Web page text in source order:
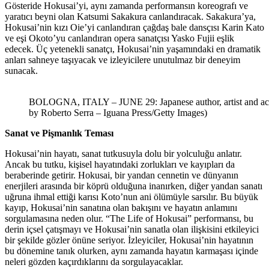
Gösteride Hokusai’yi, aynı zamanda performansın koreografı ve
yaratıcı beyni olan Katsumi Sakakura canlandıracak. Sakakura’ya,
Hokusai’nin kızı Oie’yi canlandıran çağdaş bale dansçısı Karin Kato
ve eşi Okoto’yu canlandıran opera sanatçısı Yasko Fujii eşlik
edecek. Üç yetenekli sanatçı, Hokusai’nin yaşamındaki en dramatik
anları sahneye taşıyacak ve izleyicilere unutulmaz bir deneyim
sunacak.
BOLOGNA, ITALY – JUNE 29: Japanese author, artist and
by Roberto Serra – Iguana Press/Getty Images)
Sanat ve Pişmanlık Teması
Hokusai’nin hayatı, sanat tutkusuyla dolu bir yolculuğu anlatır.
Ancak bu tutku, kişisel hayatındaki zorlukları ve kayıpları da
beraberinde getirir. Hokusai, bir yandan cennetin ve dünyanın
enerjileri arasında bir köprü olduğuna inanırken, diğer yandan sanatı
uğruna ihmal ettiği karısı Koto’nun ani ölümüyle sarsılır. Bu büyük
kayıp, Hokusai’nin sanatına olan bakışını ve hayatın anlamını
sorgulamasına neden olur. “The Life of Hokusai” performansı, bu
derin içsel çatışmayı ve Hokusai’nin sanatla olan ilişkisini etkileyici
bir şekilde gözler önüne seriyor. İzleyiciler, Hokusai’nin hayatının
bu dönemine tanık olurken, aynı zamanda hayatın karmaşası içinde
neleri gözden kaçırdıklarını da sorgulayacaklar.